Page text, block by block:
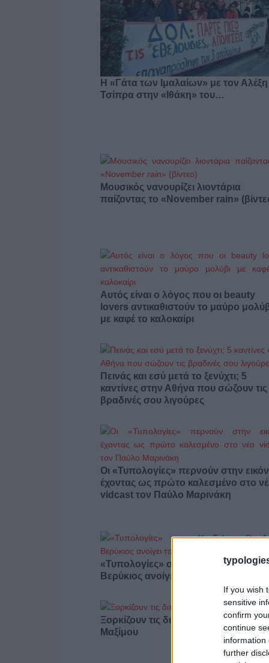
If you wish
sensitive
confirm
continue
information
further
Η «Γάτα των Ιμαλαίων» με τον Αλέξη
Τσίπρα στην «Ιθάκη» του…
Μουσικός νανουρίζει λιοντάρια
παίζοντας το «November rain»
Αυτός είναι ο λόγος που οι beauty
lovers αντικαθιστούν το μαύρο
με καφέ το καλοκαίρι
Πεινάς και εσύ μετά το ξενύχτι; 5
καντίνες στην Αθήνα που σώζουν τις
βραδινές σου λιγούρες
Οι «Τυπολογίες» περνούν στην
έχοντας ως πρώτο καλεσμένο στο
vidcast τον Παύλο Μαρινάκη
«Τυπολογίες» στο YouTube: Ο
Βερύκιος ανοίγει τα χαρτιά του –
Ξορκίζουν τις διπλές εκλογές στο
Μαξίμου